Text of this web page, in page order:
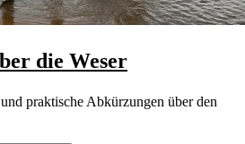
die Weser
praktische Abkürzungen über den